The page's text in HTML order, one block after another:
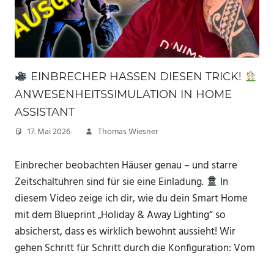
EINBRECHER HASSEN DIESEN TRICK!
ANWESENHEITSSIMULATION IN HOME
ASSISTANT
17. Mai 2026 Thomas Wiesner
Einbrecher beobachten Häuser genau – und starre
Zeitschaltuhren sind für sie eine Einladung.
In
diesem Video zeige ich dir, wie du dein Smart Home
mit dem Blueprint „Holiday & Away Lighting“ so
absicherst, dass es wirklich bewohnt aussieht! Wir
gehen Schritt für Schritt durch die Konfiguration: Vom